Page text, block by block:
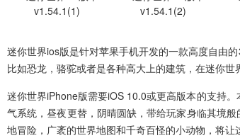
迷你世界ios版是针对苹果手机开发的一款高度自由
比如恐龙，骆驼或者是各种高大上的建筑，在迷你世
迷你世界iPhone版需要iOS 10.0或更高版本的支持
气系统，昼夜更替，阴晴圆缺，带给玩家身临其境
地冒险，广袤的世界地图和千奇百怪的小动物，将让